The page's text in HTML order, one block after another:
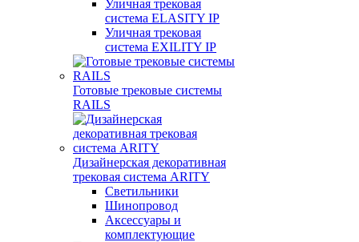
Уличная трековая
система ELASITY IP
Уличная трековая
система EXILITY IP
Готовые трековые системы
RAILS
Дизайнерская декоративная
трековая система ARITY
Светильники
Шинопровод
Аксессуары и
комплектующие